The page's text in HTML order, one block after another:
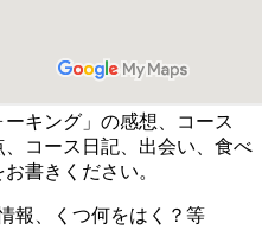
ーキング」の感想、コース
、コース日記、出会い、食べ
書きください。
報、くつ何をはく？等